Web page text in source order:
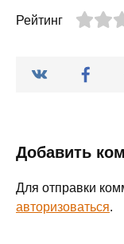
Рейтинг
Добавить
Для отправки
авторизоваться.